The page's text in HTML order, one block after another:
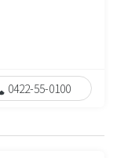
0422-55-0100